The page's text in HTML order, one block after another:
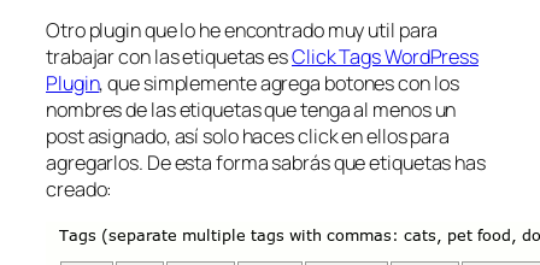
Otro plugin que lo he encontrado muy util para
trabajar con las etiquetas esClick Tags WordPress
Plugin, que simplemente agrega botones con los
nombres de las etiquetas que tenga al menos un
post asignado, así solo haces click en ellos para
agregarlos. De esta forma sabrás que etiquetas has
creado: